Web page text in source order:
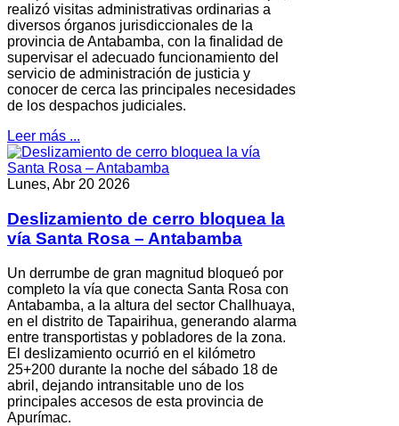
realizó visitas administrativas ordinarias a
diversos órganos jurisdiccionales de la
provincia de Antabamba, con la finalidad de
supervisar el adecuado funcionamiento del
servicio de administración de justicia y
conocer de cerca las principales necesidades
de los despachos judiciales.
Leer más ...
Lunes, Abr 20 2026
Deslizamiento de cerro bloquea la
vía Santa Rosa – Antabamba
Un derrumbe de gran magnitud bloqueó por
completo la vía que conecta Santa Rosa con
Antabamba, a la altura del sector Challhuaya,
en el distrito de Tapairihua, generando alarma
entre transportistas y pobladores de la zona.
El deslizamiento ocurrió en el kilómetro
25+200 durante la noche del sábado 18 de
abril, dejando intransitable uno de los
principales accesos de esta provincia de
Apurímac.